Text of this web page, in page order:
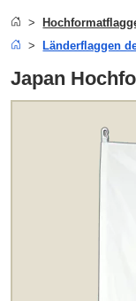
Länderflaggen
Japan